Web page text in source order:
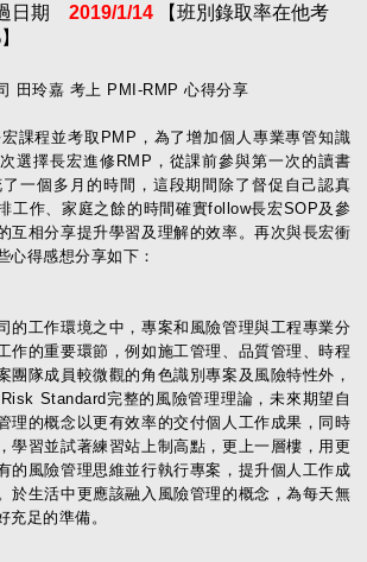
過日期2019/1/14 【班別錄取率在他考
田玲嘉 考上 PMI-RMP 心得分享
課程並考取PMP，為了增加個人專業專管知識
選擇長宏進修RMP，從課前參與第一次的讀書
一個多月的時間，這段期間除了督促自己認真
工作、家庭之餘的時間確實follow長宏SOP及參
互相分享提升學習及理解的效率。再次與長宏衝
心得感想分享如下：
的工作環境之中，專案和風險管理與工程專業分
作的重要環節，例如施工管理、品質管理、時程
團隊成員較微觀的角色識別專案及風險特性外，
Standard完整的風險管理理論，未來期望自
理的概念以更有效率的交付個人工作成果，同時
學習並試著練習站上制高點，更上一層樓，用更
的風險管理思維並行執行專案，提升個人工作成
於生活中更應該融入風險管理的概念，為每天無
充足的準備。